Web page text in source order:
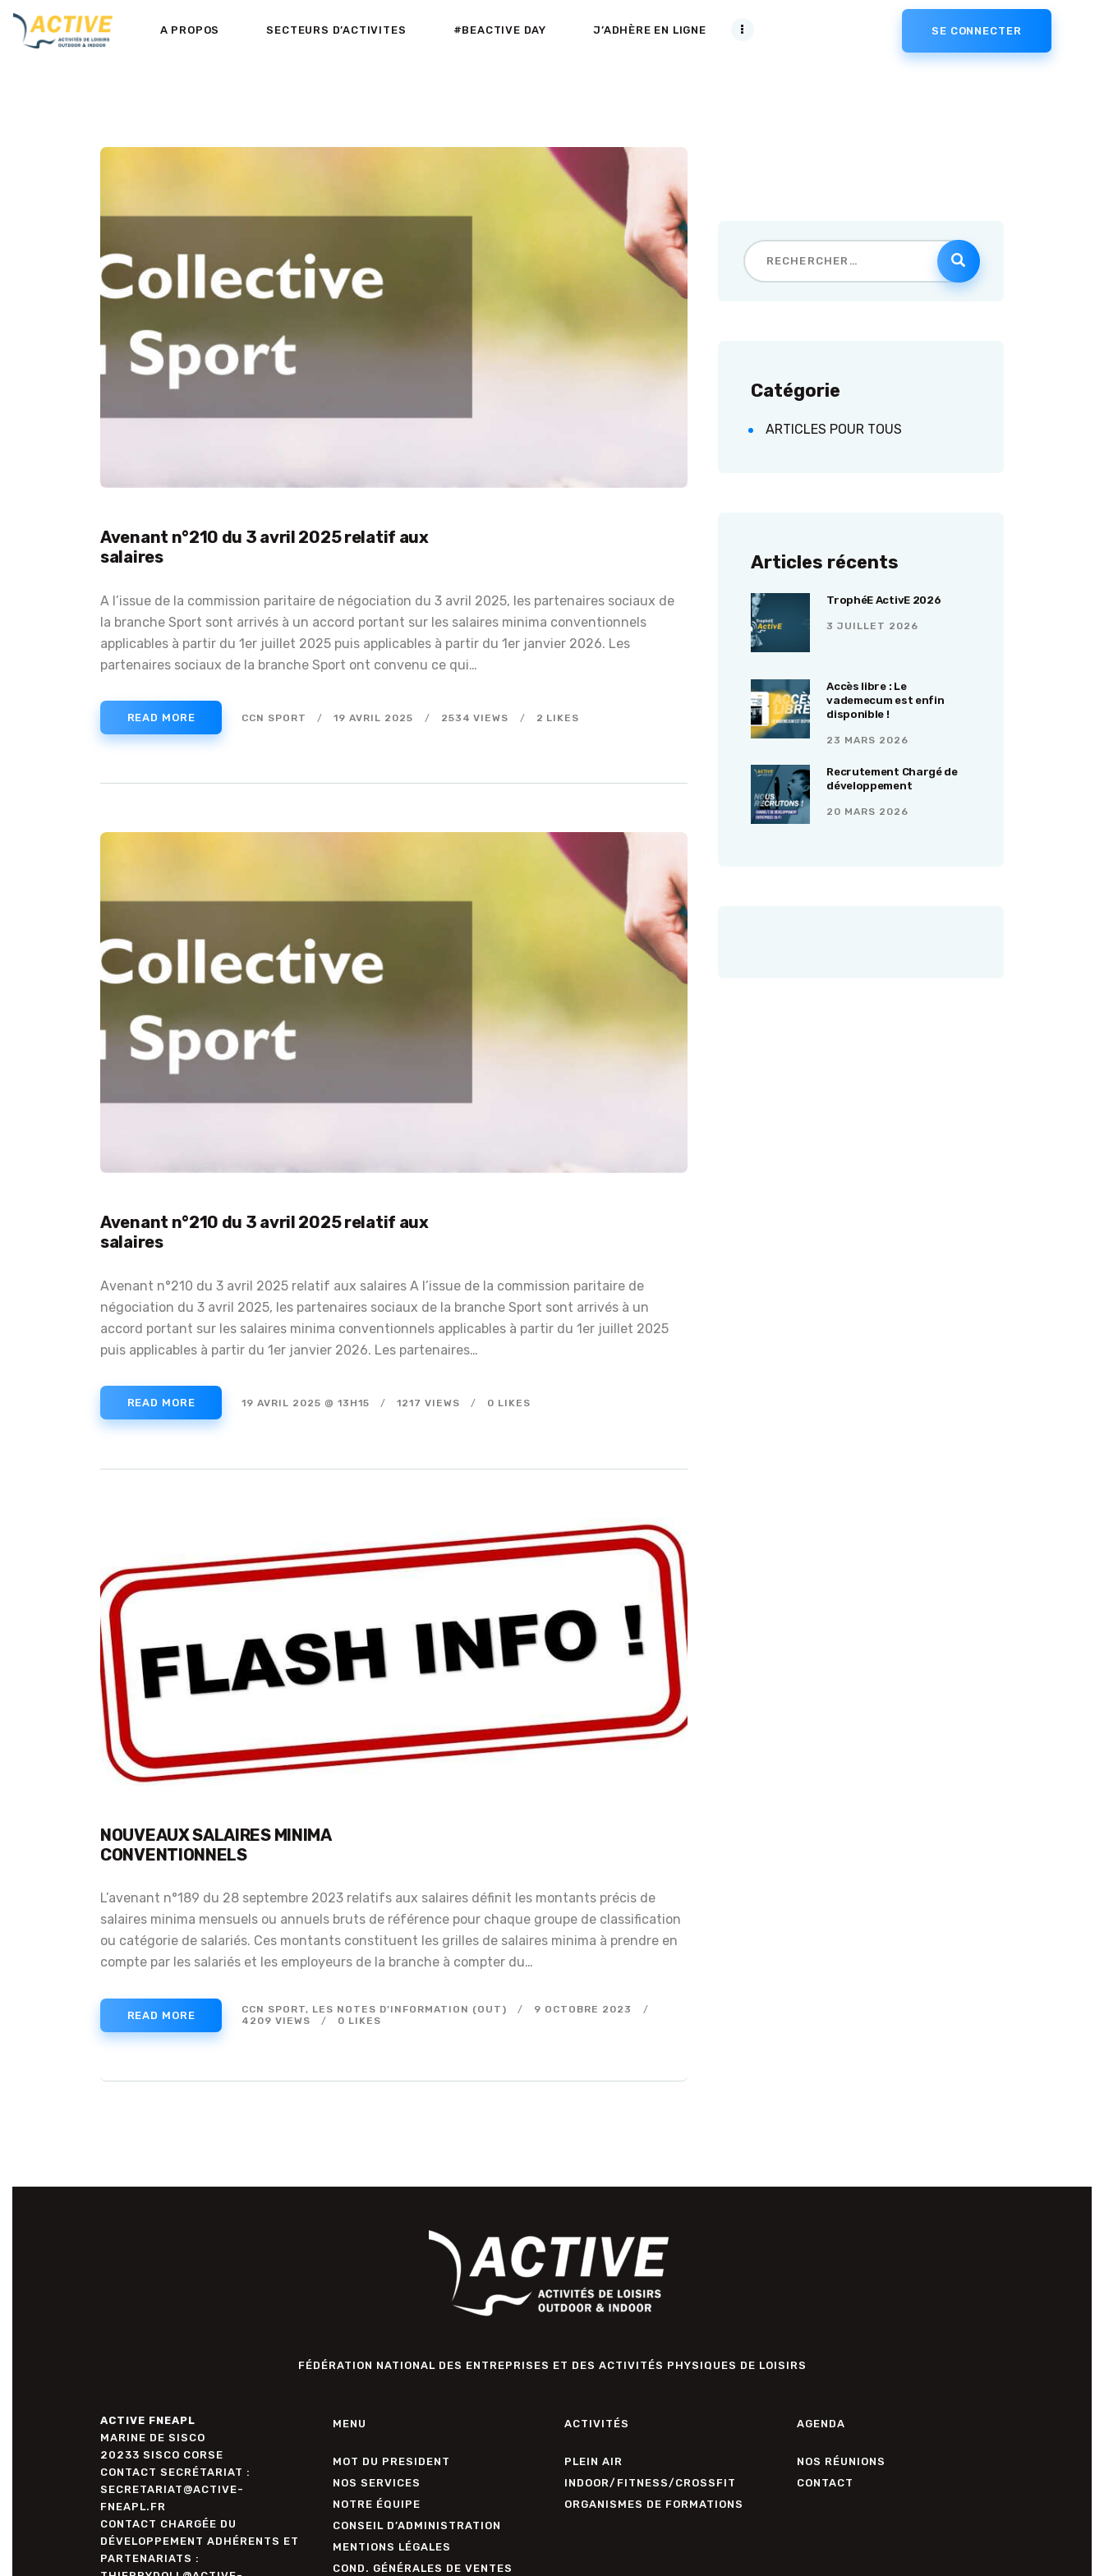
A PROPOS SECTEURS D’ACTIVITES #BEACTIVE DAY J’ADHÈRE EN LIGNE SE CONNECTER
ACCUEIL
D’ACTIVITES
#BEACTIVE DAY
LE CLUB PARTENAIRE
AGENDA
NEWS
VADEMECUM
SE CONNECTER
Avenant n°210 du 3 avril 2025 relatif aux
salaires
A l’issue de la commission paritaire de négociation du 3 avril 2025, les partenaires sociaux de
la branche Sport sont arrivés à un accord portant sur les salaires minima conventionnels
applicables à partir du 1er juillet 2025 puis applicables à partir du 1er janvier 2026. Les
partenaires sociaux de la branche Sport ont convenu ce qui…
READ MORE CCN SPORT 19 AVRIL 2025 2534 VIEWS 2 LIKES
Avenant n°210 du 3 avril 2025 relatif aux
salaires
Avenant n°210 du 3 avril 2025 relatif aux salaires A l’issue de la commission paritaire de
négociation du 3 avril 2025, les partenaires sociaux de la branche Sport sont arrivés à un
accord portant sur les salaires minima conventionnels applicables à partir du 1er juillet 2025
puis applicables à partir du 1er janvier 2026. Les partenaires…
READ MORE 19 AVRIL 2025 @ 13H15 1217 VIEWS 0 LIKES
NOUVEAUX SALAIRES MINIMA
CONVENTIONNELS
L’avenant n°189 du 28 septembre 2023 relatifs aux salaires définit les montants précis de
salaires minima mensuels ou annuels bruts de référence pour chaque groupe de classification
ou catégorie de salariés. Ces montants constituent les grilles de salaires minima à prendre en
compte par les salariés et les employeurs de la branche à compter du…
READ MORE CCN SPORT, LES NOTES D’INFORMATION (OUT)
9 OCTOBRE 2023
4209 VIEWS 0 LIKES
Catégorie
ARTICLES POUR TOUS
Articles récents
TrophéE ActivE 2026
3 JUILLET 2026
Accès libre : Le
vademecum est enfin
disponible !
23 MARS 2026
Recrutement Chargé de
développement
20 MARS 2026
FÉDÉRATION NATIONAL DES ENTREPRISES ET DES ACTIVITÉS PHYSIQUES DE LOISIRS
ACTIVE FNEAPL
MARINE DE SISCO
20233 SISCO CORSE
CONTACT SECRÉTARIAT :
SECRETARIAT@ACTIVE-
FNEAPL.FR
CONTACT CHARGÉE DU
DÉVELOPPEMENT ADHÉRENTS ET
PARTENARIATS :
MENU
MOT DU PRESIDENT
NOS SERVICES
NOTRE ÉQUIPE
CONSEIL D’ADMINISTRATION
MENTIONS LÉGALES
COND. GÉNÉRALES DE VENTES
ACTIVITÉS
PLEIN AIR
INDOOR/FITNESS/CROSSFIT
ORGANISMES DE FORMATIONS
AGENDA
NOS RÉUNIONS
CONTACT